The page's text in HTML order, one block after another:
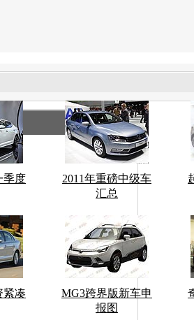
季度
2011年重磅中级车
汇总
紧凑
MG3跨界版新车申
报图